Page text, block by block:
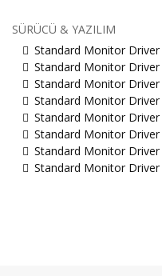
SÜRÜCÜ & YAZILIM
Standard Monitor
Standard Monitor
Standard Monitor
Standard Monitor
Standard Monitor
Standard Monitor
Standard Monitor
Standard Monitor